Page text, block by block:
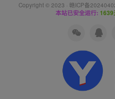
Copyright © 2023 · 赣ICP备
本站已安全运行: 1639